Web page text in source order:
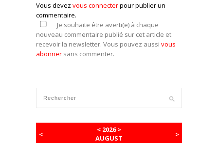
Vous devez vous connecterpour publier un
commentaire.
Je souhaite être averti(e) à chaque
nouveau commentaire publié sur cet article et
recevoir la newsletter. Vous pouvez aussi vous
abonner sans commenter.
<
< 2026>
AUGUST
>